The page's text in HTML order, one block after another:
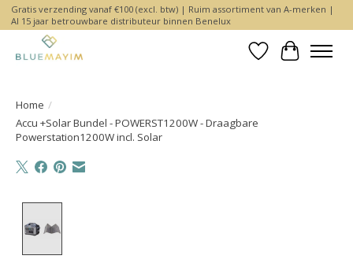
Gratis verzending vanaf €100 (excl. btw) | Ruim assortiment van A-merken |
Al 15 jaar betrouwbare distributeur binnen Benelux
Verlanglijst
Home /
Accu +Solar Bundel - POWERST1200W - Draagbare
Powerstation1200W incl. Solar